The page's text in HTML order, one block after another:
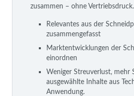
zusammen – ohne Vertriebsdruck.
Relevantes aus der
zusammengefasst
Marktentwicklungen der
einordnen
Weniger Streuverlust, mehr
ausgewählte Inhalte aus
Anwendung.